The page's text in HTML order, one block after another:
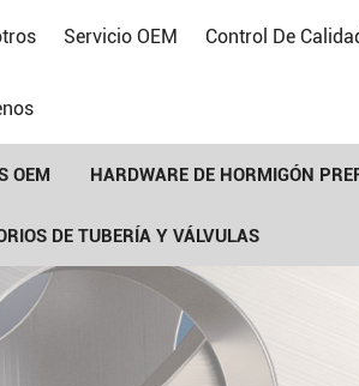
Servicio OEM Control De
OEM HARDWARE DE HORMIGÓN
DE TUBERÍA Y VÁLVULAS